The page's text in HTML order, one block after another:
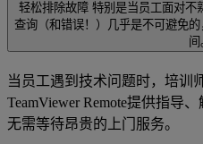
轻松排除故障 特别是当员工面对不
查询（和错误！）几乎是不可避免
间
当员工遇到技术问题时，培训
TeamViewer Remote提供指导
无需等待昂贵的上门服务。